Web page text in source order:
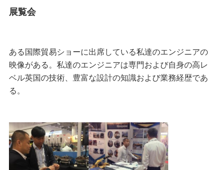
展覧会
ある国際貿易ショーに出席している私達のエンジニアの
映像がある。私達のエンジニアは専門および自身の高レ
ベル英国の技術、豊富な設計の知識および業務経歴であ
る。